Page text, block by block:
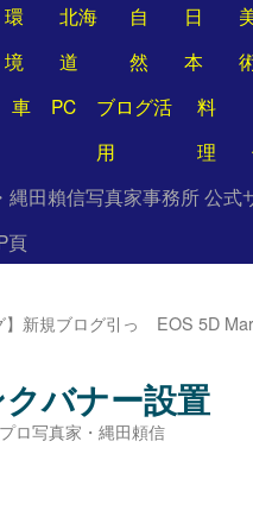
環
境
北海
道
自
然
日
本
車 PC
ブログ活
用
料
理
縄田賴信写真家事務所 公式
頁
】新規ブログ引っ
EOS 5D
バナー設置
プロ写真家・縄田頼信